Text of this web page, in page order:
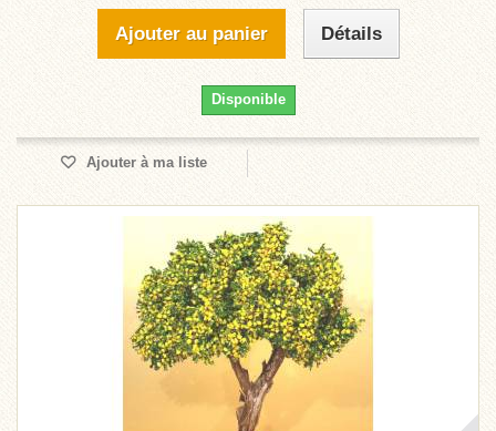
Ajouter au panier Détails
Disponible
Ajouter à ma liste